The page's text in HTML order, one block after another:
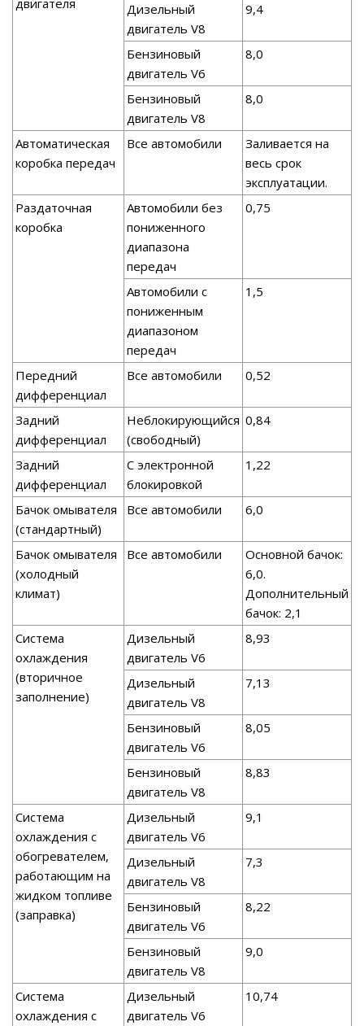
двигателя
Дизельный
двигатель V8
9,4
Бензиновый
двигатель V6
8,0
Бензиновый
двигатель V8
8,0
Автоматическая
коробка передач
Все автомобили
Заливается на
весь срок
эксплуатации.
Раздаточная
коробка
Автомобили без
пониженного
диапазона
передач
0,75
Автомобили с
пониженным
диапазоном
передач
1,5
Передний
дифференциал
Все автомобили 0,52
Задний
дифференциал
Неблокирующийся
(свободный)
0,84
Задний
дифференциал
С электронной
блокировкой
1,22
Бачок омывателя
(стандартный)
Все автомобили 6,0
Бачок омывателя
(холодный
климат)
Все автомобили
Основной бачок:
6,0.
Дополнительный
бачок: 2,1
Система
охлаждения
(вторичное
заполнение)
Дизельный
двигатель V6
8,93
Дизельный
двигатель V8
7,13
Бензиновый
двигатель V6
8,05
Бензиновый
двигатель V8
8,83
Система
охлаждения с
обогревателем,
работающим на
жидком топливе
(заправка)
Дизельный
двигатель V6
9,1
Дизельный
двигатель V8
7,3
Бензиновый
двигатель V6
8,22
Бензиновый
двигатель V8
9,0
Система
охлаждения с
Дизельный
двигатель V6
10,74